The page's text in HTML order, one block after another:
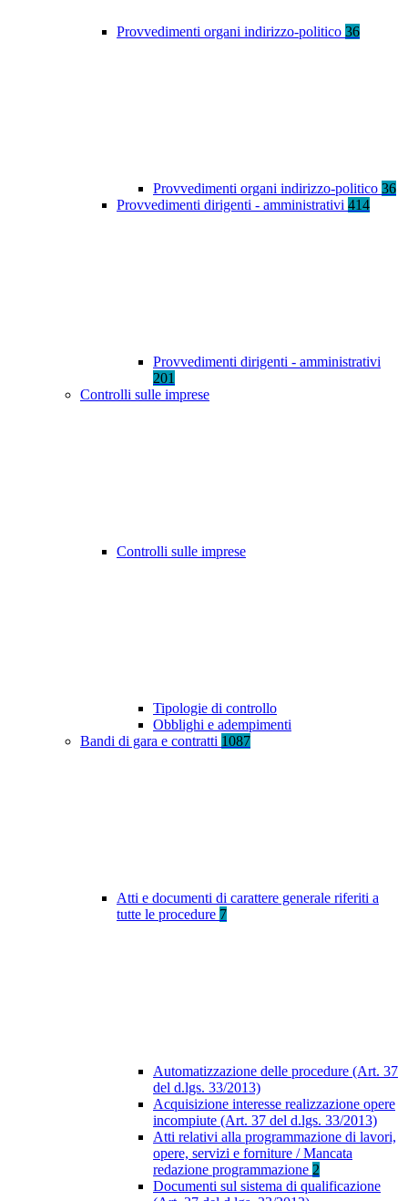
Provvedimenti organi indirizzo-politico 36
Provvedimenti organi indirizzo-politico 36
Provvedimenti dirigenti - amministrativi 414
Provvedimenti dirigenti - amministrativi
201
Controlli sulle imprese
Controlli sulle imprese
Tipologie di controllo
Obblighi e adempimenti
Bandi di gara e contratti 1087
Atti e documenti di carattere generale riferiti a
tutte le procedure 7
Automatizzazione delle procedure (Art. 37
del d.lgs. 33/2013)
Acquisizione interesse realizzazione opere
incompiute (Art. 37 del d.lgs. 33/2013)
Atti relativi alla programmazione di lavori,
opere, servizi e forniture / Mancata
redazione programmazione 2
Documenti sul sistema di qualificazione